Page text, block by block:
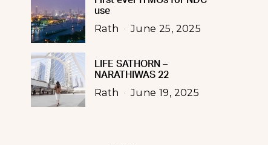
use
Rath June 25, 2025
LIFE SATHORN –
NARATHIWAS 22
Rath June 19, 2025